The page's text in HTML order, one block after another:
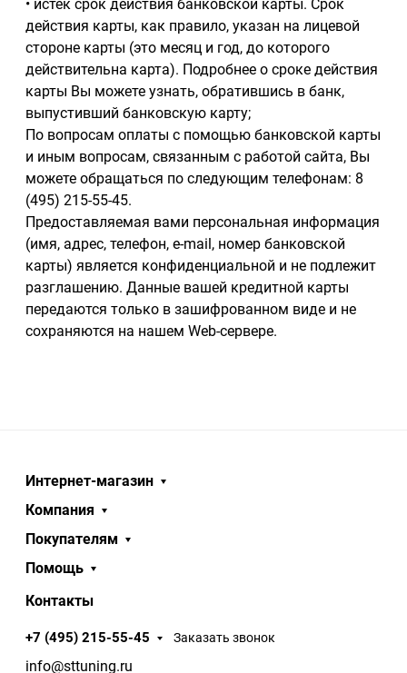
• истек срок действия банковской карты. Срок
действия карты, как правило, указан на лицевой
стороне карты (это месяц и год, до которого
действительна карта). Подробнее о сроке действия
карты Вы можете узнать, обратившись в банк,
выпустивший банковскую карту;
По вопросам оплаты с помощью банковской карты
и иным вопросам, связанным с работой сайта, Вы
можете обращаться по следующим телефонам: 8
(495) 215-55-45.
Предоставляемая вами персональная информация
(имя, адрес, телефон, e-mail, номер банковской
карты) является конфиденциальной и не подлежит
разглашению. Данные вашей кредитной карты
передаются только в зашифрованном виде и не
сохраняются на нашем Web-сервере.
Интернет-магазин
Компания
Покупателям
Помощь
Контакты
+7 (495) 215-55-45 Заказать звонок
info@sttuning.ru